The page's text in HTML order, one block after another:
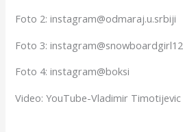
Foto 2:instagram@odmaraj.u.srbiji
Foto 3:instagram@snowboardgirl12
Foto 4: instagram@boksi
Video: YouTube-Vladimir Timotijevic